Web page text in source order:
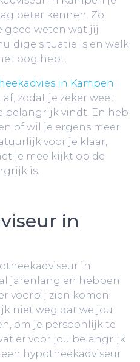
beter kennen. Zo
goed weten wat jij
situatie is en welk
oog hebt.
in Kampen
zodat je zeker weet
belangrijk vindt. En heb
of wil je ergens meer
voor je klaar,
je mee kijkt op de
is.
in
in
jarenlang en hebben
voorbij zien komen.
niet weg dat we jou
om je persoonlijk te
er voor jou belangrijk
hypotheekadviseur